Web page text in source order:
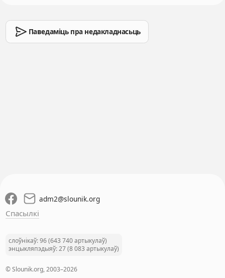
Паведаміць пра недакладнасьць
adm2@slounik.org
Спасылкі
слоўнікаў: 96 (643 740 артыкулаў)
энцыкляпэдыяў: 27 (8 083 артыкулаў)
© Slounik.org, 2003–2026